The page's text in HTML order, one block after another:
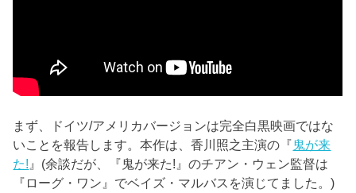
まず、ドイツ/アメリカバージョンは完全白黒映画ではな
いことを報告します。本作は、香川照之主演の『鬼が来
た! 』(余談だが、『鬼が来た!』のチアン・ウェン監督は
『ローグ・ワン』でベイズ・マルバスを演じてました。)